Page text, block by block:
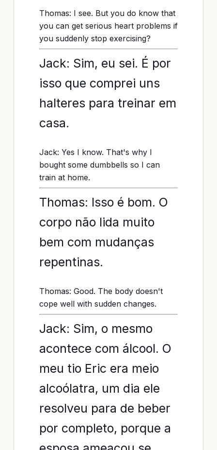
Thomas: I see. But you do know that
you can get serious heart problems if
you suddenly stop exercising?
Jack: Sim, eu sei. É por
isso que comprei uns
halteres para treinar em
casa.
Jack: Yes I know. That's why I
bought some dumbbells so I can
train at home.
Thomas: Isso é bom. O
corpo não lida muito
bem com mudanças
repentinas.
Thomas: Good. The body doesn't
cope well with sudden changes.
Jack: Sim, o mesmo
acontece com álcool. O
meu tio Eric era meio
alcoólatra, um dia ele
resolveu para de beber
por completo, porque a